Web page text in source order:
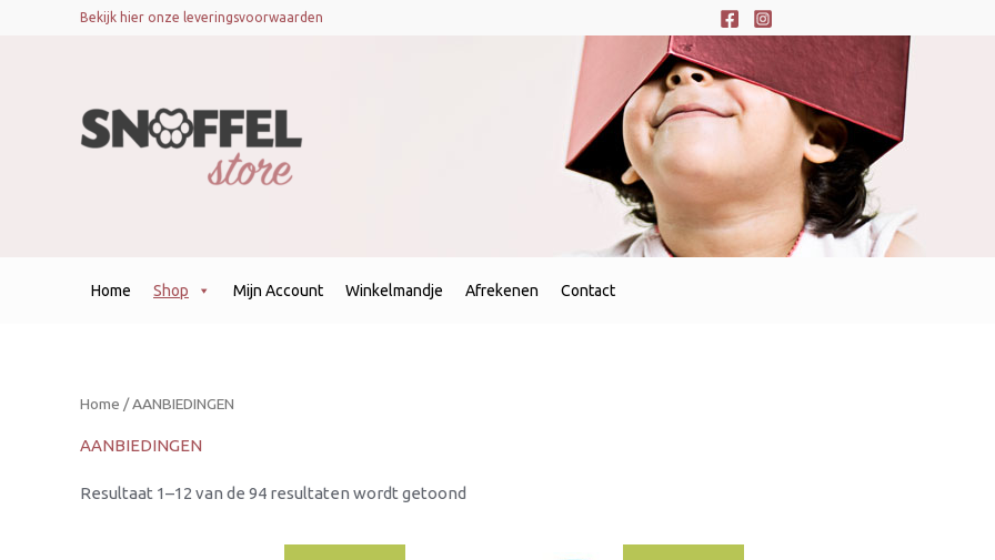
Bekijk hier onze leveringsvoorwaarden
Home Shop Mijn Account Winkelmandje Afrekenen Contact
Home / AANBIEDINGEN
AANBIEDINGEN
Resultaat 1–12 van de 94 resultaten wordt getoond